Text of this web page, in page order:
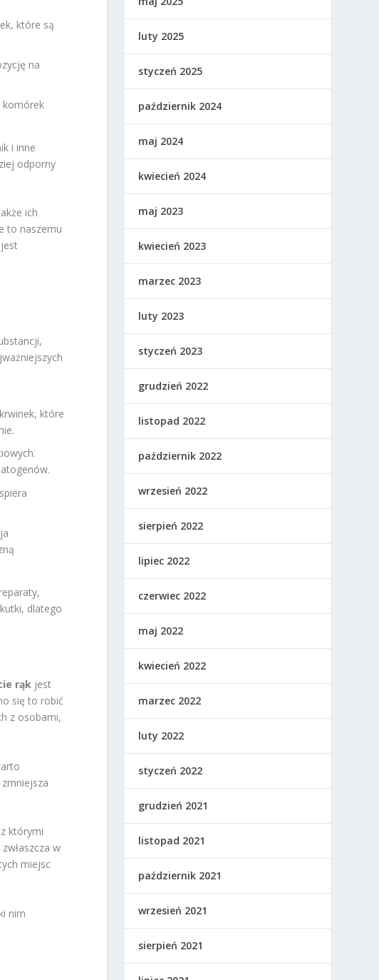
które są
na
komórek
i inne
odporny
ich
to naszemu
które
dlatego
rąk jest
się to robić
z osobami,
którymi
w
miejsc
nim
luty 2025
styczeń 2025
październik 2024
maj 2024
kwiecień 2024
maj 2023
kwiecień 2023
marzec 2023
luty 2023
styczeń 2023
grudzień 2022
listopad 2022
październik 2022
wrzesień 2022
sierpień 2022
lipiec 2022
czerwiec 2022
maj 2022
kwiecień 2022
marzec 2022
luty 2022
styczeń 2022
grudzień 2021
listopad 2021
październik 2021
wrzesień 2021
sierpień 2021